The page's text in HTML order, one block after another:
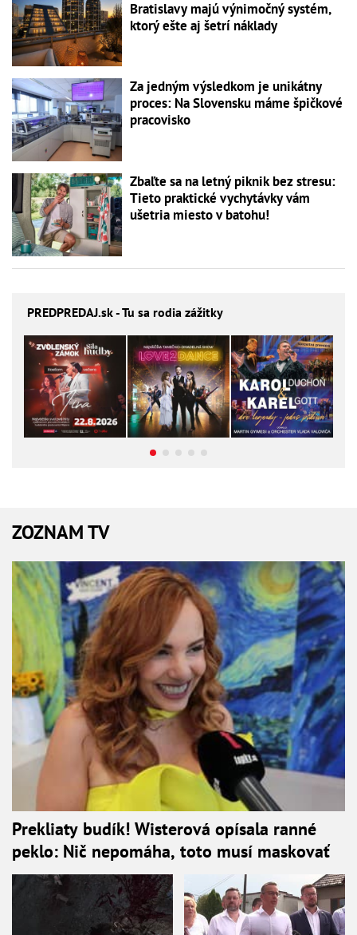
Bratislavy majú výnimočný systém,
ktorý ešte aj šetrí náklady
Za jedným výsledkom je unikátny
proces: Na Slovensku máme špičkové
pracovisko
Zbaľte sa na letný piknik bez stresu:
Tieto praktické vychytávky vám
ušetria miesto v batohu!
PREDPREDAJ.sk - Tu sa rodia zážitky
ZOZNAM TV
Prekliaty budík! Wisterová opísala ranné
peklo: Nič nepomáha, toto musí maskovať